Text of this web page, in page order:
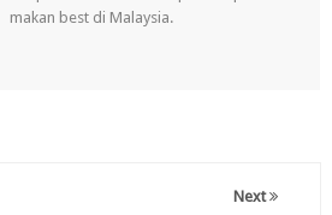
makan best di Malaysia.
Next